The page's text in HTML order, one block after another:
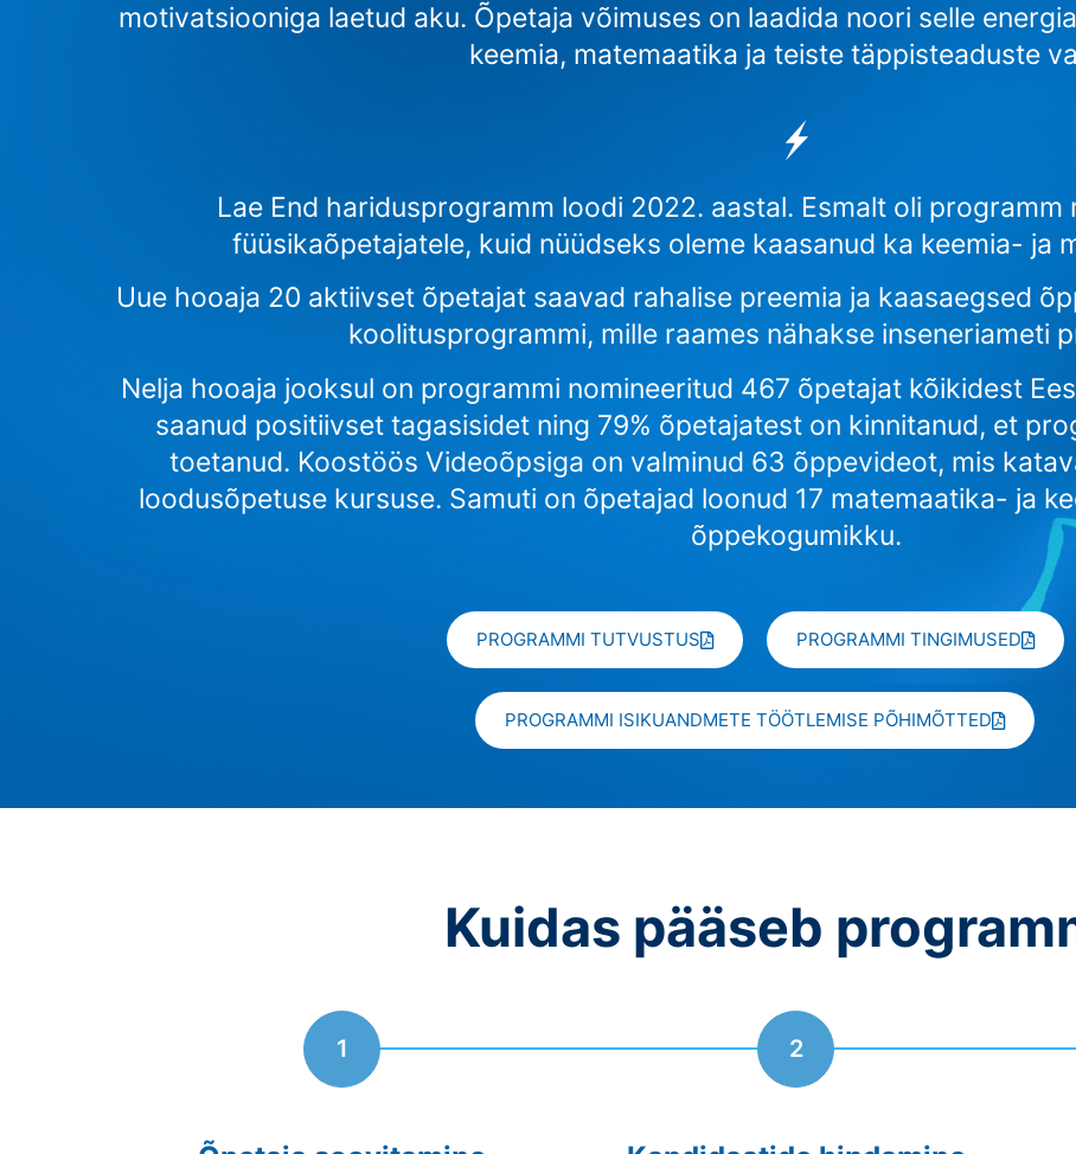
motivatsiooniga laetud aku. Õpetaja võimuses on laadida noori selle
keemia, matemaatika ja teiste täppisteaduste
Lae End haridusprogramm loodi 2022. aastal. Esmalt oli
füüsikaõpetajatele, kuid nüüdseks oleme kaasanud ka keemia- ja
Uue hooaja 20 aktiivset õpetajat saavad rahalise preemia ja kaasaegsed
koolitusprogrammi, mille raames nähakse inseneriameti
Nelja hooaja jooksul on programmi nomineeritud 467 õpetajat kõikidest
saanud positiivset tagasisidet ning 79% õpetajatest on kinnitanud, et
toetanud. Koostöös Videoõpsiga on valminud 63 õppevideot, mis
loodusõpetuse kursuse. Samuti on õpetajad loonud 17 matemaatika- ja
õppekogumikku.
PROGRAMMI TUTVUSTUS PROGRAMMI TINGIMUSED
PROGRAMMI ISIKUANDMETE TÖÖTLEMISE PÕHIMÕTTED
Kuidas pääseb
1 2